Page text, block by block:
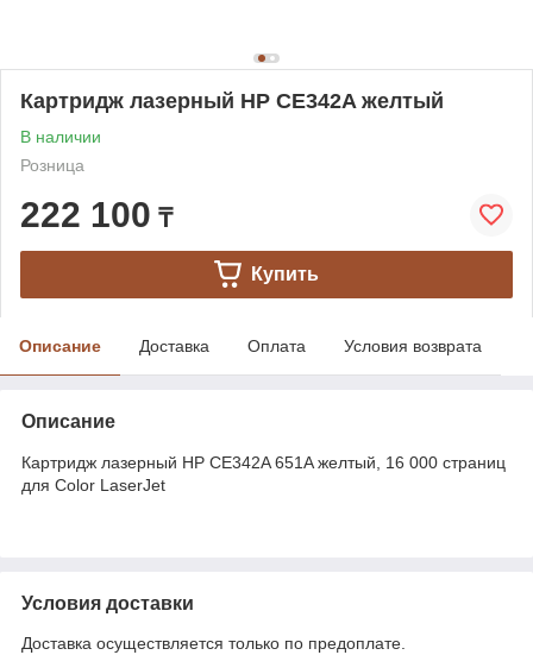
Картридж лазерный HP CE342A желтый
В наличии
Розница
222 100 ₸
Купить
Описание Доставка Оплата Условия возврата
Описание
Картридж лазерный HP CE342A 651A желтый, 16 000 страниц
для Color LaserJet
Условия доставки
Доставка осуществляется только по предоплате.